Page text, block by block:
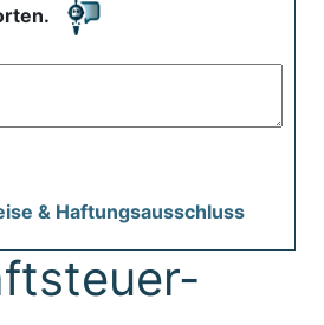
& Haftungsausschluss